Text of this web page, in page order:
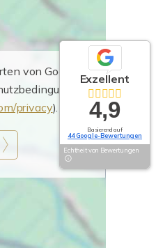
von Google
privacy).
Exzellent
4,9
Basierend auf
44 Google-Bewertungen
Echtheit von Bewertungen